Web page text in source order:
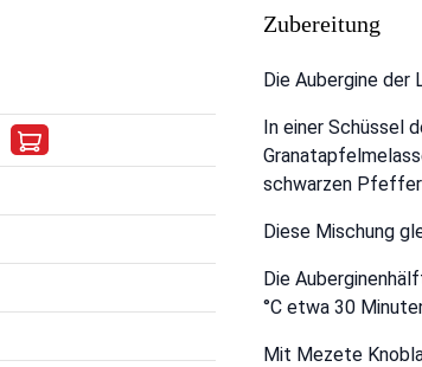
Zubereitung
Die Aubergine der
In einer Schüssel
schwarzen Pfeffer
Diese Mischung
Die
°C etwa 30
Mit Mezete